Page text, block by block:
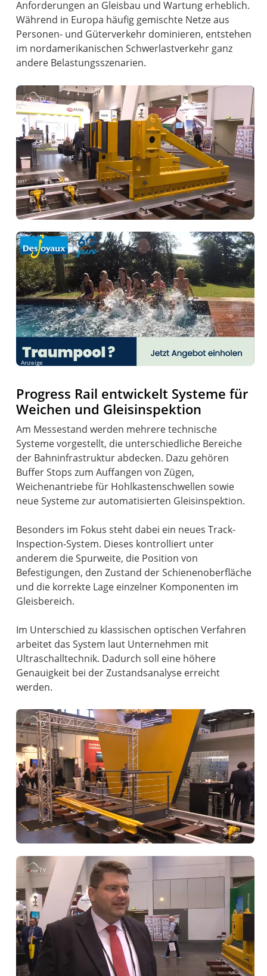
Anforderungen an Gleisbau und Wartung erheblich.
Während in Europa häufig gemischte Netze aus
Personen- und Güterverkehr dominieren, entstehen
im nordamerikanischen Schwerlastverkehr ganz
andere Belastungsszenarien.
Anzeige
Progress Rail entwickelt Systeme für
Weichen und Gleisinspektion
Am Messestand werden mehrere technische
Systeme vorgestellt, die unterschiedliche Bereiche
der Bahninfrastruktur abdecken. Dazu gehören
Buffer Stops zum Auffangen von Zügen,
Weichenantriebe für Hohlkastenschwellen sowie
neue Systeme zur automatisierten Gleisinspektion.
Besonders im Fokus steht dabei ein neues Track-
Inspection-System. Dieses kontrolliert unter
anderem die Spurweite, die Position von
Befestigungen, den Zustand der Schienenoberfläche
und die korrekte Lage einzelner Komponenten im
Gleisbereich.
Im Unterschied zu klassischen optischen Verfahren
arbeitet das System laut Unternehmen mit
Ultraschalltechnik. Dadurch soll eine höhere
Genauigkeit bei der Zustandsanalyse erreicht
werden.